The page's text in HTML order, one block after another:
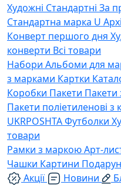
Художні Стандартні За
Стандартна марка U
Конверт першого дня
конверти Всі товари
Набори Альбоми для
з марками Картки
Коробки Пакети Пакети
Пакети поліетиленові з
UKRPOSHTAФутболки
товари
Рамки з маркоюАрт-
Чашки Картини
Акції
Новини